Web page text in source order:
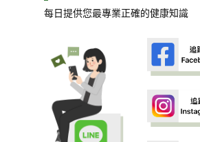
每日提供您最專業正確的健康知識